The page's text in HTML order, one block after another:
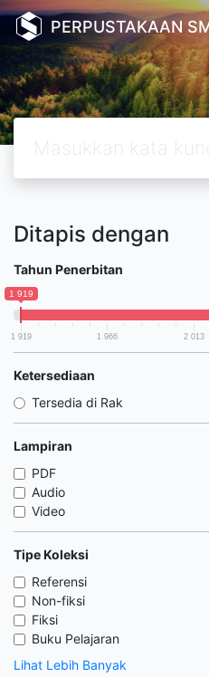
PERPUSTAKAAN
Ditapis dengan
Tahun Penerbitan
1 919
1 919 1 966 2 013
Ketersediaan
Tersedia di Rak
Lampiran
PDF
Audio
Video
Tipe Koleksi
Referensi
Non-fiksi
Fiksi
Buku Pelajaran
Lihat Lebih Banyak